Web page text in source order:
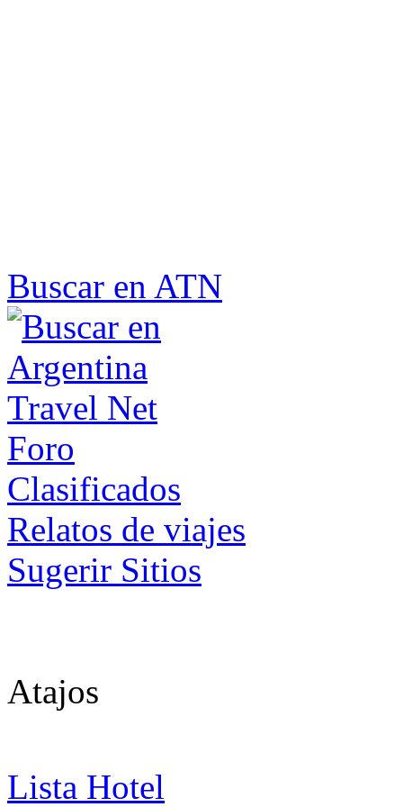
Buscar en ATN
Foro
Clasificados
Relatos de viajes
Sugerir Sitios
Atajos
Lista Hotel